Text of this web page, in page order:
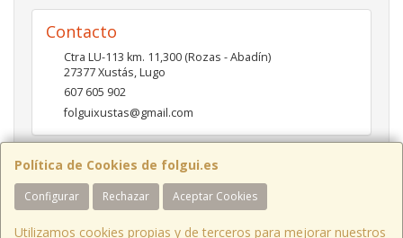
Política de Cookies de folgui.es
Configurar Rechazar Aceptar Cookies
Utilizamos cookies propias y de terceros para mejorar nuestros
Contacto
Ctra LU-113 km. 11,300 (Rozas - Abadín)
27377Xustás,Lugo
607 605 902
folguixustas@gmail.com
Horario
Lunes a viernes de 10:00 a 14:00 y de 16:00 a 20:00.
Sábados de 10:00 a 14:00 y de 16:00 a 19:00